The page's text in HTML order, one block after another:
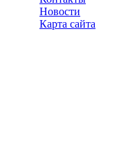
Новости
Карта сайта